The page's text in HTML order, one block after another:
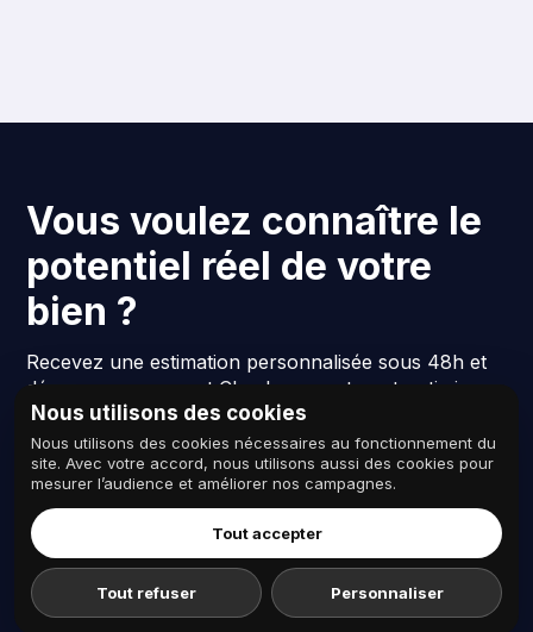
Vous voulez connaître le
potentiel réel de votre
bien ?
Recevez une estimation personnalisée sous 48h et
découvrez comment Checkmyguest peut optimiser
vos revenus Airbnb.
Sans engagement · Réponse sous 48h · Estimation
personnalisée.
Recevoir mon estimation
Nous utilisons des cookies
Nous utilisons des cookies nécessaires au fonctionnement du
site. Avec votre accord, nous utilisons aussi des cookies pour
mesurer l’audience et améliorer nos campagnes.
Tout accepter
Tout refuser Personnaliser